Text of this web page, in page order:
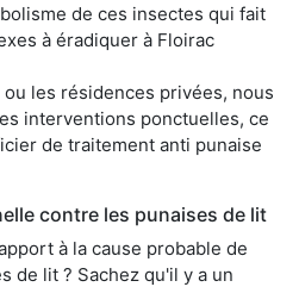
de ces insectes qui fait
à éradiquer à Floirac
les résidences privées, nous
interventions ponctuelles, ce
de traitement anti punaise
contre les punaises de lit
à la cause probable de
de lit ? Sachez qu'il y a un